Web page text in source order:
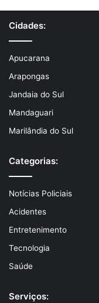
Cidades:
Apucarana
Arapongas
Jandaia do Sul
Mandaguari
Marilândia do Sul
Categorias:
Notícias Policiais
Acidentes
Entretenimento
Tecnologia
Saúde
Serviços: